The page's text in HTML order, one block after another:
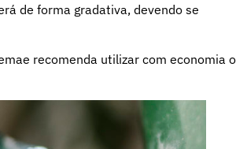
de forma gradativa, devendo se
recomenda utilizar com economia o